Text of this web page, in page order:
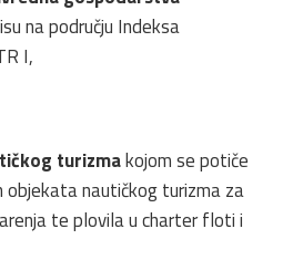
na području Indeksa
I,
turizmakojom se potiče
objekata nautičkog turizma za
te plovila u charter floti i